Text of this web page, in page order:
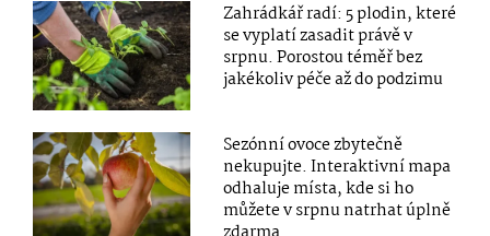
Zahrádkář radí: 5 plodin, které
se vyplatí zasadit právě v
srpnu. Porostou téměř bez
jakékoliv péče až do podzimu
Sezónní ovoce zbytečně
nekupujte. Interaktivní mapa
odhaluje místa, kde si ho
můžete v srpnu natrhat úplně